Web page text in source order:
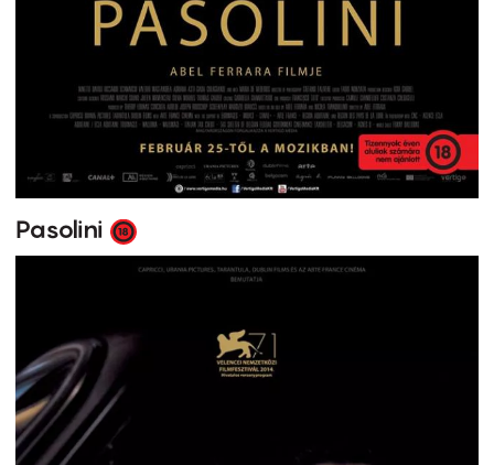
Pasolini